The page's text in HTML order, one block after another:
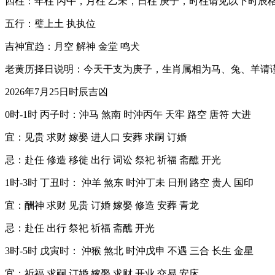
五行：璧上土 执执位
吉神宜趋：月空 解神 金堂 鸣犬
老黄历择日说明：今天干支为庚子，生肖属相为马、兔、羊请
2026年7月25日时辰吉凶
0时-1时 丙子时：沖马 煞南 时沖丙午 天牢 路空 唐符 大进
宜：见贵 求财 嫁娶 进人口 安葬 求嗣 订婚
忌：赴任 修造 移徙 出行 词讼 祭祀 祈福 斋醮 开光
1时-3时 丁丑时： 沖羊 煞东 时沖丁未 日刑 路空 贵人 国印
宜：酬神 求财 见贵 订婚 嫁娶 修造 安葬 青龙
忌：赴任 出行 祭祀 祈福 斋醮 开光
3时-5时 戊寅时： 沖猴 煞北 时沖戊申 不遇 三合 长生 金星